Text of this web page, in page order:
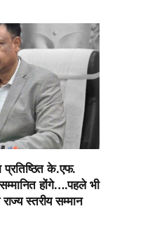
प्रतिष्ठित के.एफ.
होंगे….पहले भी
स्तरीय सम्मान